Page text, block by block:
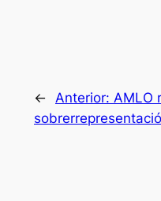
← Anterior: AMLO